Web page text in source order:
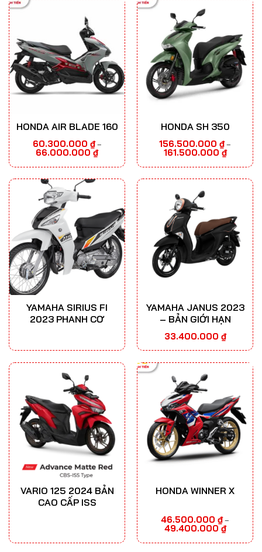
HONDA AIR BLADE 160
60.300.000 ₫ –
66.000.000₫Khoảng
giá:
60.300.000 ₫
66.000.000 ₫
HONDA SH 350
156.500.000 ₫ –
161.500.000₫Khoảng
giá:
YAMAHA SIRIUS FI
2023 PHANH CƠ
YAMAHA JANUS 2023
– BẢN GIỚI HẠN
33.400.000 ₫
VARIO 125 2024 BẢN
CAO CẤP ISS
HONDA WINNER X
46.500.000 ₫ –
49.400.000 ₫Khoảng
giá: